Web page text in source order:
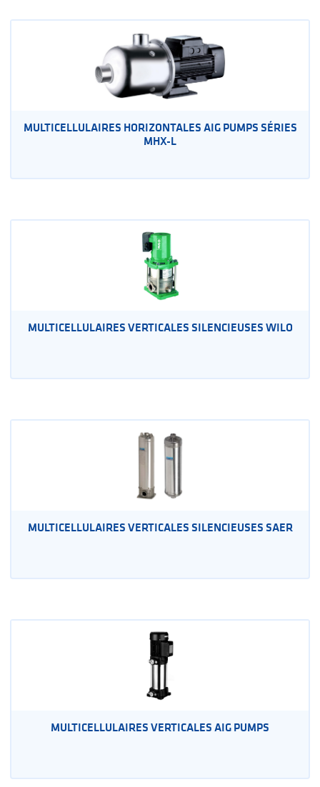
MULTICELLULAIRES HORIZONTALES AIG PUMPS SÉRIES
MHX-L
MULTICELLULAIRES VERTICALES SILENCIEUSES WILO
MULTICELLULAIRES VERTICALES SILENCIEUSES SAER
MULTICELLULAIRES VERTICALES AIG PUMPS